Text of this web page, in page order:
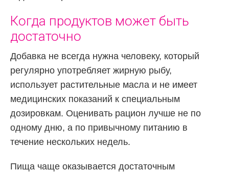
Когда продуктов может быть
достаточно
Добавка не всегда нужна человеку, который
регулярно употребляет жирную рыбу,
использует растительные масла и не имеет
медицинских показаний к специальным
дозировкам. Оценивать рацион лучше не по
одному дню, а по привычному питанию в
течение нескольких недель.
Пища чаще оказывается достаточным